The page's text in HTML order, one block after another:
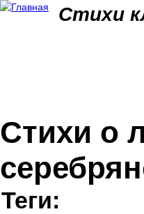
Стихи
Стихи о
Теги: